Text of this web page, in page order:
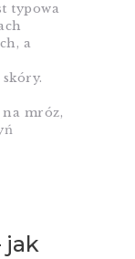
typowa
a
mróz,
jak